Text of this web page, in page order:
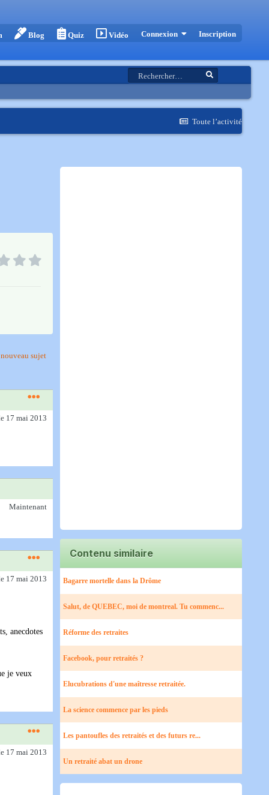
Blog Quiz Vidéo Connexion Inscription
Toute l’activité
sujet
17 mai 2013
Maintenant
17 mai 2013
anecdotes
je veux
17 mai 2013
Contenu similaire
Bagarre mortelle dans la Drôme
Salut, de QUEBEC, moi de montreal. Tu commenc...
Réforme des retraites
Facebook, pour retraités ?
Elucubrations d'une maîtresse retraitée.
La science commence par les pieds
Les pantoufles des retraités et des futurs re...
Un retraité abat un drone